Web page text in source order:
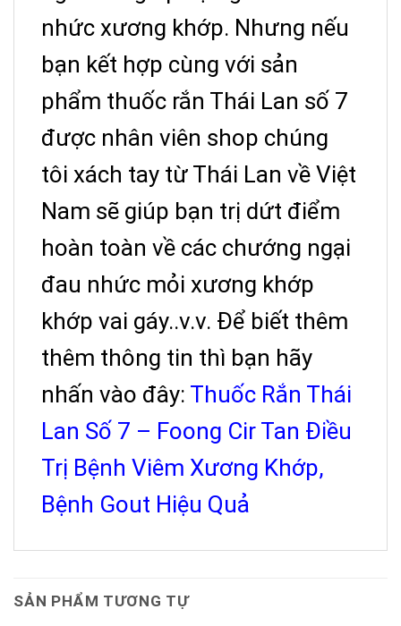
nhức xương khớp. Nhưng nếu
bạn kết hợp cùng với sản
phẩm thuốc rắn Thái Lan số 7
được nhân viên shop chúng
tôi xách tay từ Thái Lan về Việt
Nam sẽ giúp bạn trị dứt điểm
hoàn toàn về các chướng ngại
đau nhức mỏi xương khớp
khớp vai gáy..v.v. Để biết thêm
thêm thông tin thì bạn hãy
nhấn vào đây: Thuốc Rắn Thái
Lan Số 7 – Foong Cir Tan Điều
Trị Bệnh Viêm Xương Khớp,
Bệnh Gout Hiệu Quả
SẢN PHẨM TƯƠNG TỰ